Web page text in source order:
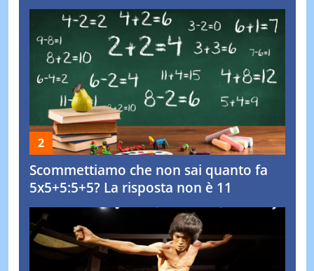
Scommettiamo che non sai quanto fa
5x5+5:5+5? La risposta non è 11